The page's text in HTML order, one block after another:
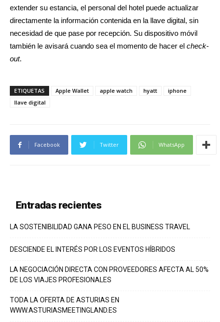
extender su estancia, el personal del hotel puede actualizar
directamente la información contenida en la llave digital, sin
necesidad de que pase por recepción. Su dispositivo móvil
también le avisará cuando sea el momento de hacer el check-
out.
ETIQUETAS Apple Wallet apple watch hyatt
iphone
llave digital
Facebook Twitter WhatsApp
Entradas recientes
LA SOSTENIBILIDAD GANA PESO EN EL BUSINESS TRAVEL
DESCIENDE EL INTERÉS POR LOS EVENTOS HÍBRIDOS
LA NEGOCIACIÓN DIRECTA CON PROVEEDORES AFECTA AL 50%
DE LOS VIAJES PROFESIONALES
TODA LA OFERTA DE ASTURIAS EN
WWW.ASTURIASMEETINGLAND.ES